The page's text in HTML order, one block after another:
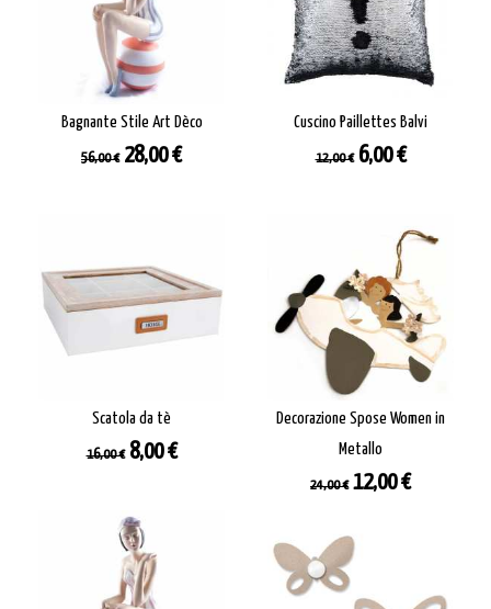
Bagnante Stile Art Dèco
Prezzo
56,00 € Prezzo
28,00 €
Cuscino Paillettes Balvi
Prezzo
12,00 € Prezzo
6,00 €
Scatola da tè
Prezzo
16,00 € Prezzo
8,00 €
Decorazione Spose Women in
Metallo
Prezzo
24,00 € Prezzo
12,00 €